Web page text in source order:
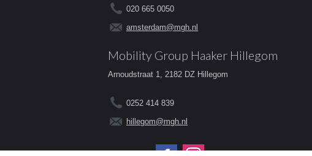
020 665 0050
amsterdam@mgh.nl
Mobility Group Haaker Hillegom
Arnoudstraat 1, 2182 DZ Hillegom
0252 414 839
hillegom@mgh.nl
Volg ons op: